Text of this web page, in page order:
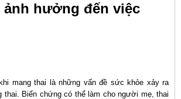
ảnh hưởng đến việc
mang thai là những vấn đề sức khỏe xảy ra
thai. Biến chứng có thể làm cho người mẹ, thai